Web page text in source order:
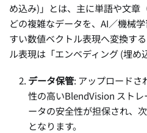
め込み)」とは、主に単語や文章
どの複雑なデータを、AI／機械
すい数値ベクトル表現へ変換す
ル表現は「エンベディング (埋め
データ保管: アップロードさ
性の高いBlendVision スト
ータの安全性が担保され、
となります。